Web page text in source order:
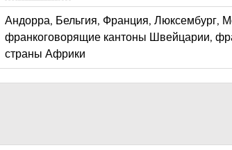
Андорра, Бельгия, Франция, Люксембург,
франкоговорящие кантоны Швейцарии,
страны Африки